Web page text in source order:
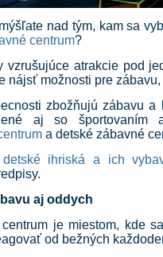
nad tým, kam sa
centrum?
vzrušujúce atrakcie pod
nájsť možnosti pre
zbožňujú zábavu
aj so športovaním a
a detské zábavné
detské ihriská a ich
aj oddych
centrum je miestom, kde
od bežných